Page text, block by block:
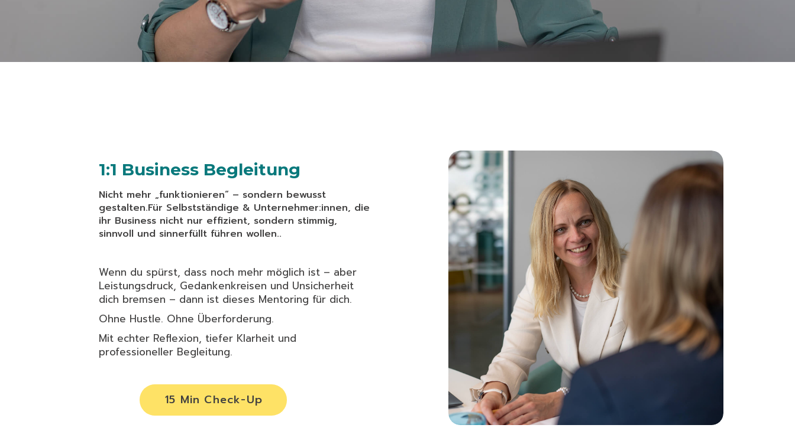
1:1 Business Begleitung
Nicht mehr „funktionieren“ – sondern bewusst
gestalten.Für Selbstständige & Unternehmer:innen, die
ihr Business nicht nur effizient, sondern stimmig,
sinnvoll und sinnerfüllt führen wollen..
Wenn du spürst, dass noch mehr möglich ist – aber
Leistungsdruck, Gedankenkreisen und Unsicherheit
dich bremsen – dann ist dieses Mentoring für dich.
Ohne Hustle. Ohne Überforderung.
Mit echter Reflexion, tiefer Klarheit und
professioneller Begleitung.
15 Min Check-Up